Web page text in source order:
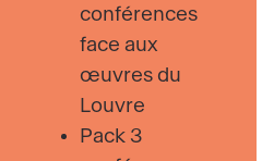
conférences
face aux
œuvres du
Louvre
Pack 3